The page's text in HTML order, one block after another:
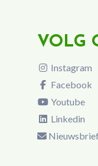
VOLG
Instagram
Facebook
Youtube
Linkedin
Nieuwsbrief